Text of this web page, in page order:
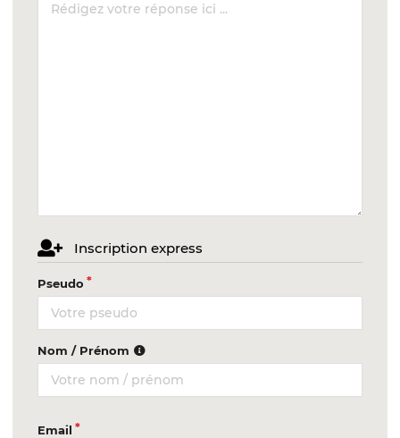
Inscription express
Pseudo
Nom / Prénom
Email